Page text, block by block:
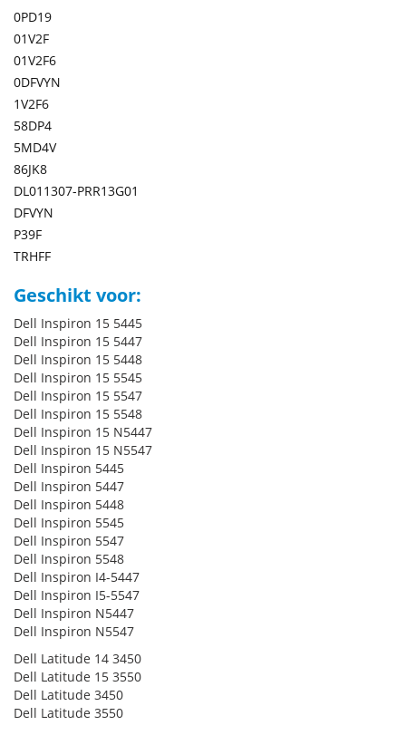
0PD19
01V2F
01V2F6
0DFVYN
1V2F6
58DP4
5MD4V
86JK8
DL011307-PRR13G01
DFVYN
P39F
TRHFF
Geschikt voor:
Dell Inspiron 15 5445
Dell Inspiron 15 5447
Dell Inspiron 15 5448
Dell Inspiron 15 5545
Dell Inspiron 15 5547
Dell Inspiron 15 5548
Dell Inspiron 15 N5447
Dell Inspiron 15 N5547
Dell Inspiron 5445
Dell Inspiron 5447
Dell Inspiron 5448
Dell Inspiron 5545
Dell Inspiron 5547
Dell Inspiron 5548
Dell Inspiron I4-5447
Dell Inspiron I5-5547
Dell Inspiron N5447
Dell Inspiron N5547
Dell Latitude 14 3450
Dell Latitude 15 3550
Dell Latitude 3450
Dell Latitude 3550